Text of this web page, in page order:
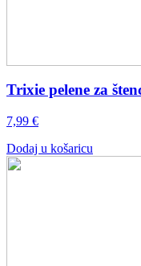
Trixie pelene za
7,99 €
Dodaj u košaricu